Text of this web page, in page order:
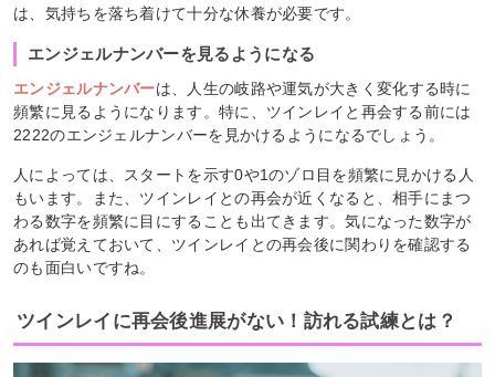
は、気持ちを落ち着けて十分な休養が必要です。
エンジェルナンバーを見るようになる
エンジェルナンバーは、人生の岐路や運気が大きく変化する時に
頻繁に見るようになります。特に、ツインレイと再会する前には
2222のエンジェルナンバーを見かけるようになるでしょう。
人によっては、スタートを示す0や1のゾロ目を頻繁に見かける人
もいます。また、ツインレイとの再会が近くなると、相手にまつ
わる数字を頻繁に目にすることも出てきます。気になった数字が
あれば覚えておいて、ツインレイとの再会後に関わりを確認する
のも面白いですね。
ツインレイに再会後進展がない！訪れる試練とは？